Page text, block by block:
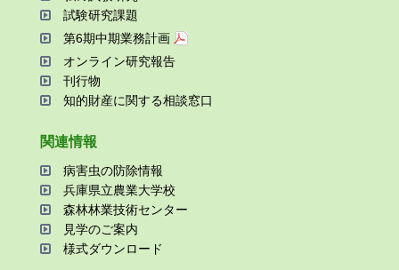
試験研究課題
第6期中期業務計画
オンライン研究報告
刊⾏物
知的財産に関する相談窓⼝
関連情報
病害⾍の防除情報
兵庫県⽴農業⼤学校
森林林業技術センター
⾒学のご案内
様式ダウンロード